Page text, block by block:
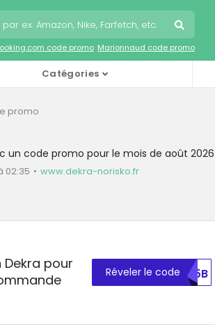
code promo Marionnaud code promo
Catégories
promo
un code promo pour le mois de août 2026
02:35 www.dekra-norisko.fr
pour
Réveler le codeWK5B